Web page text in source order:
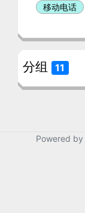
移动电话
分组 11
Powered by